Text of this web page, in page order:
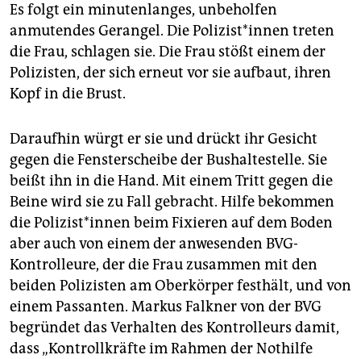
Es folgt ein minutenlanges, unbeholfen
anmutendes Gerangel. Die Po­li­zis­t*in­nen treten
die Frau, schlagen sie. Die Frau stößt einem der
Polizisten, der sich erneut vor sie aufbaut, ihren
Kopf in die Brust.
Daraufhin würgt er sie und drückt ihr Gesicht
gegen die Fensterscheibe der Bushaltestelle. Sie
beißt ihn in die Hand. Mit einem Tritt gegen die
Beine wird sie zu Fall gebracht. Hilfe bekommen
die Po­li­zis­t*in­nen beim Fixieren auf dem Boden
aber auch von einem der anwesenden BVG-
Kontrolleure, der die Frau zusammen mit den
beiden Polizisten am Oberkörper festhält, und von
einem Passanten. Markus Falkner von der BVG
begründet das Verhalten des Kontrolleurs damit,
dass „Kontrollkräfte im Rahmen der Nothilfe